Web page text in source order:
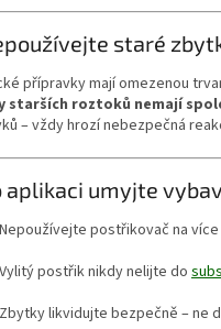
staré
přípravky mají omezenou
starších roztoků nemají
– vždy hrozí nebezpečná
aplikaci umyjte
Nepoužívejte postřikovač na
Vylitý postřik nikdy nelijte do
Zbytky likvidujte bezpečně – ne